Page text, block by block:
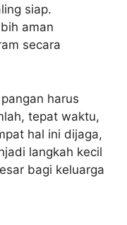
siap.
aman
secara
harus
tepat waktu,
hal ini dijaga,
langkah kecil
bagi keluarga